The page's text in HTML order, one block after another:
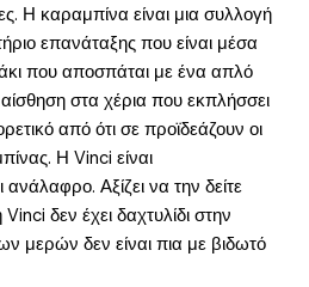
Η καραμπίνα είναι μια συλλογή
επανάταξης που είναι μέσα
που αποσπάται με ένα απλό
στα χέρια που εκπλήσσει
από ότι σε προϊδεάζουν οι
Η Vinci είναι
Αξίζει να την δείτε
δεν έχει δαχτυλίδι στην
μερών δεν είναι πια με βιδωτό